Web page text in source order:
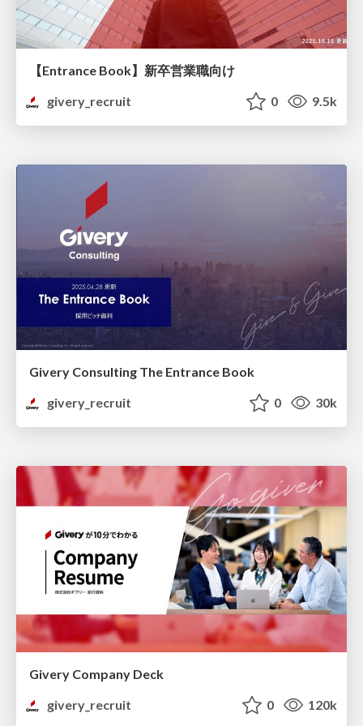
【Entrance Book】新卒営業職向け
givery_recruit
0 9.5k
Givery Consulting The Entrance Book
givery_recruit
0 30k
Givery Company Deck
givery_recruit
0 120k